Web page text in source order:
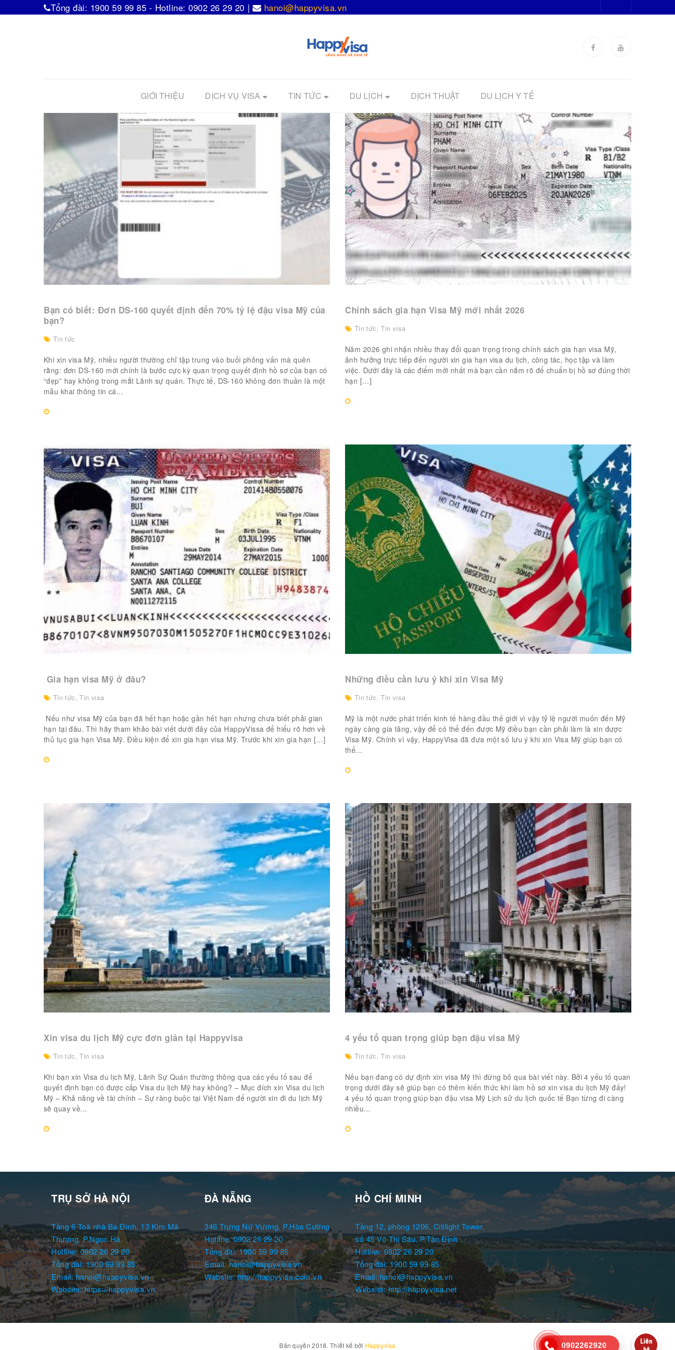
Tổng đài: 1900 59 99 85 - Hotline: 0902 26 29 20 | hanoi@happyvisa.vn
GIỚI THIỆU DỊCH VỤ VISA TIN TỨC DU LỊCH DỊCH THUẬT DU LỊCH Y TẾ
Bạn có biết: Đơn DS-160 quyết định đến 70% tỷ lệ đậu visa Mỹ của
bạn?
Tin tức
Khi xin visa Mỹ, nhiều người thường chỉ tập trung vào buổi phỏng vấn mà quên
rằng: đơn DS-160 mới chính là bước cực kỳ quan trọng quyết định hồ sơ của bạn có
“đẹp” hay không trong mắt Lãnh sự quán. Thực tế, DS-160 không đơn thuần là một
mẫu khai thông tin cá...
Chính sách gia hạn Visa Mỹ mới nhất 2026
Tin tức,Tin visa
Năm 2026 ghi nhận nhiều thay đổi quan trọng trong chính sách gia hạn visa Mỹ,
ảnh hưởng trực tiếp đến người xin gia hạn visa du lịch, công tác, học tập và làm
việc. Dưới đây là các điểm mới nhất mà bạn cần nắm rõ để chuẩn bị hồ sơ đúng thời
hạn […]
Gia hạn visa Mỹ ở đâu?
Tin tức,Tin visa
Nếu như visa Mỹ của bạn đã hết hạn hoặc gần hết hạn nhưng chưa biết phải gian
hạn tại đâu. Thì hãy tham khảo bài viết dưới đây của HappyVissa để hiểu rõ hơn về
thủ tục gia hạn Visa Mỹ. Điều kiện để xin gia hạn visa Mỹ. Trước khi xin gia hạn […]
Những điều cần lưu ý khi xin Visa Mỹ
Tin tức,Tin visa
Mỹ là một nước phát triển kinh tế hàng đầu thế giới vì vậy tỷ lệ người muốn đến Mỹ
ngày càng gia tăng, vậy để có thể đến được Mỹ điều bạn cần phải làm là xin được
Visa Mỹ. Chính vì vậy, HappyVisa đã đưa một số lưu ý khi xin Visa Mỹ giúp bạn có
thể...
Xin visa du lịch Mỹ cực đơn giản tại Happyvisa
Tin tức,Tin visa
Khi bạn xin Visa du lịch Mỹ, Lãnh Sự Quán thường thông qua các yếu tố sau để
quyết định bạn có được cấp Visa du lịch Mỹ hay không? – Mục đích xin Visa du lịch
Mỹ – Khả năng về tài chính – Sự ràng buộc tại Việt Nam để người xin đi du lịch Mỹ
sẽ quay về...
4 yếu tố quan trọng giúp bạn đậu visa Mỹ
Tin tức,Tin visa
Nếu bạn đang có dự định xin visa Mỹ thì đừng bỏ qua bài viết này. Bởi 4 yếu tố quan
trọng dưới đây sẽ giúp bạn có thêm kiến thức khi làm hồ sơ xin visa du lịch Mỹ đấy!
4 yếu tố quan trọng giúp bạn đậu visa Mỹ Lịch sử du lịch quốc tế Bạn từng đi càng
nhiều...
TRỤ SỞ HÀ NỘI
Tầng 6 Toà nhà Ba Đình, 13 Kim Mã
Thượng, P.Ngọc Hà.
Hotline: 0902 26 29 20
Tổng đài: 1900 59 99 85
Email: hanoi@happyvisa.vn
Website: https://happyvisa.vn
ĐÀ NẴNG
346 Trưng Nữ Vương, P.Hòa Cường
Hotline: 0902 26 29 20
Tổng đài: 1900 59 99 85
Email: hanoi@happyvisa.vn
Website: http://happyvisa.com.vn
HỒ CHÍ MINH
Tầng 12, phòng 1206, Citilight Tower,
số 45 Võ Thị Sáu, P.Tân Định .
Hotline: 0902 26 29 20
Tổng đài: 1900 59 99 85
Email: hanoi@happyvisa.vn
Website: http://happyvisa.net
Bản quyền 2018. Thiết kế bởi Happyvisa 0902262920